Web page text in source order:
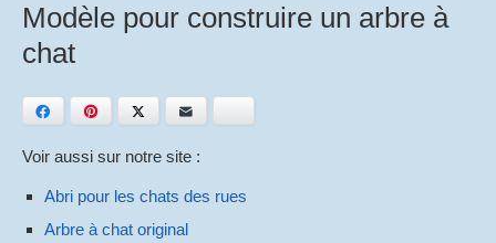
Modèle pour construire un arbre à
chat
Facebook Pinterest Twitter
Voir aussi sur notre site :
Abri pour les chats des rues
Arbre à chat original